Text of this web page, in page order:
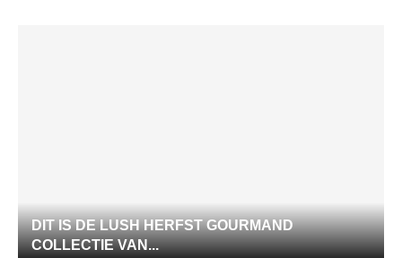
DIT IS DE LUSH HERFST GOURMAND
COLLECTIE VAN...